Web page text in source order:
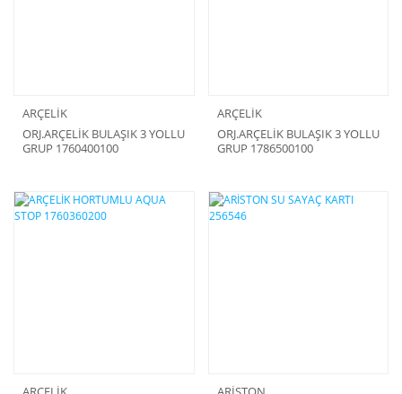
ARÇELİK
ORJ.ARÇELİK BULAŞIK 3 YOLLU
GRUP 1760400100
ARÇELİK
ORJ.ARÇELİK BULAŞIK 3 YOLLU
GRUP 1786500100